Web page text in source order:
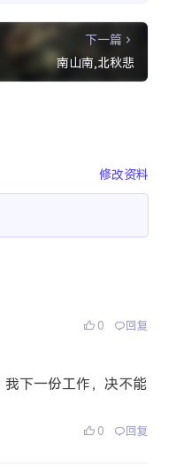
下一篇
南山南,北秋悲
修改资料
0 回复
我下一份工作，决不能
0 回复